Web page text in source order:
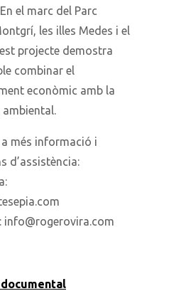
el marc del Parc
les illes Medes i el
projecte demostra
combinar el
econòmic amb la
més informació i
d’assistència:
info@rogerovira.com